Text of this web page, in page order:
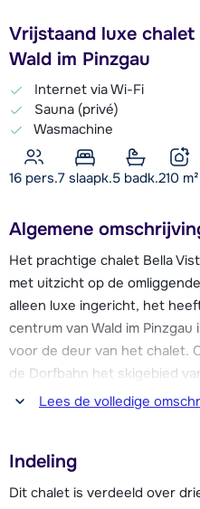
Vrijstaand luxe chalet
Wald im Pinzgau
Internet via Wi-Fi
Sauna (privé)
Wasmachine
16 pers.7 slaapk.5 badk.210 m²
Algemene
Het prachtige chalet Bella
met uitzicht op de
alleen luxe ingericht, het
centrum van Wald im
voor de deur van het chalet.
de Dorfbahn het skigebied
je ook andere skigebieden
Wald is een rustig dorp met
supermarkt, sportwinkel,
Lees de volledige
Indeling
Dit chalet is verdeeld over